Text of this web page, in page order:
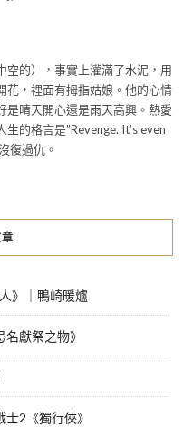
空的），事實上灌滿了水泥，用
花，裡面有拇指姑娘。他的心情
是晴天開心還是雨天高興。熱愛
的格言是”Revenge. It’s even
復過仇。
》｜鴨崎暖爐
獻祭之物》
2《獨行俠》